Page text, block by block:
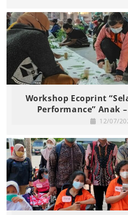
Workshop Ecoprint
Performance” Anak
12/07/